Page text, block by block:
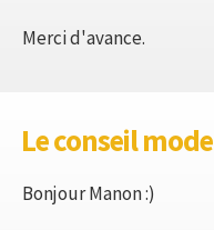
Merci d'avance.
Le conseil mode
Bonjour Manon :)